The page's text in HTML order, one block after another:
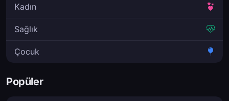
Kadın
Sağlık
Çocuk
Popüler